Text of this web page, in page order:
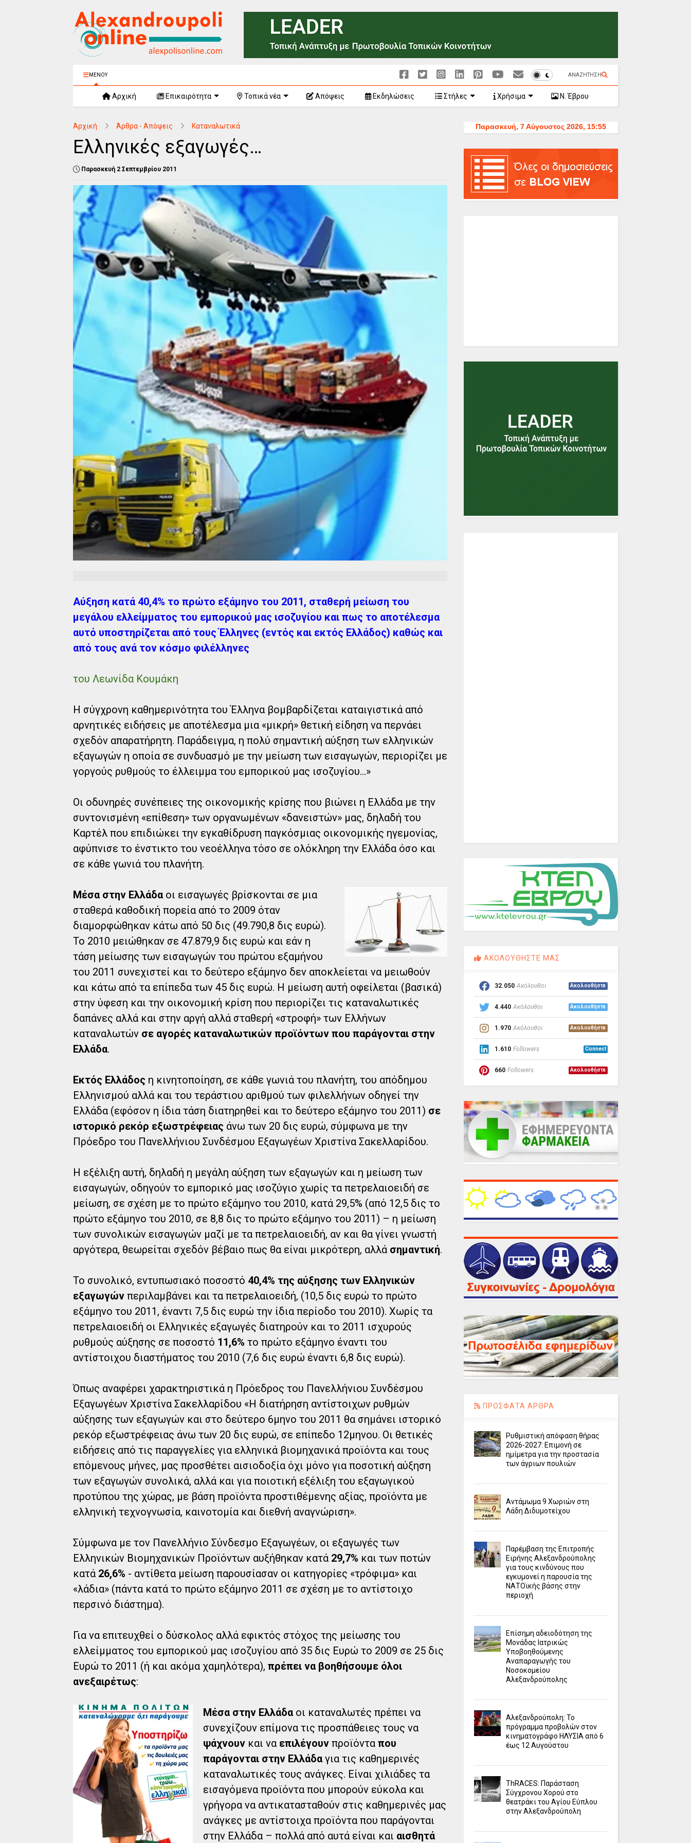
ΜΕΝΟΥ ΑΝΑΖΗΤΗΣΗ
Αρχική Επικαιρότητα Τοπικά νέα Απόψεις Εκδηλώσεις Στήλες Χρήσιμα Ν. Έβρου
Αρχική Άρθρα - Απόψεις Καταναλωτικά
Ελληνικές εξαγωγές…
Παρασκευή 2 Σεπτεμβρίου 2011
Αύξηση κατά 40,4% το πρώτο εξάμηνο του 2011, σταθερή μείωση του
μεγάλου ελλείμματος του εμπορικού μας ισοζυγίου και πως το αποτέλεσμα
αυτό υποστηρίζεται από τους Έλληνες (εντός και εκτός Ελλάδος) καθώς και
από τους ανά τον κόσμο φιλέλληνες
του Λεωνίδα Κουμάκη
Η σύγχρονη καθημερινότητα του Έλληνα βομβαρδίζεται καταιγιστικά από
αρνητικές ειδήσεις με αποτέλεσμα μια «μικρή» θετική είδηση να περνάει
σχεδόν απαρατήρητη. Παράδειγμα, η πολύ σημαντική αύξηση των ελληνικών
εξαγωγών η οποία σε συνδυασμό με την μείωση των εισαγωγών, περιορίζει με
γοργούς ρυθμούς το έλλειμμα του εμπορικού μας ισοζυγίου...»
Οι οδυνηρές συνέπειες της οικονομικής κρίσης που βιώνει η Ελλάδα με την
συντονισμένη «επίθεση» των οργανωμένων «δανειστών» μας, δηλαδή του
Καρτέλ που επιδιώκει την εγκαθίδρυση παγκόσμιας οικονομικής ηγεμονίας,
αφύπνισε το ένστικτο του νεοέλληνα τόσο σε ολόκληρη την Ελλάδα όσο και
σε κάθε γωνιά του πλανήτη.
Μέσα στην Ελλάδα οι εισαγωγές βρίσκονται σε μια
σταθερά καθοδική πορεία από το 2009 όταν
διαμορφώθηκαν κάτω από 50 δις (49.790,8 δις ευρώ).
Το 2010 μειώθηκαν σε 47.879,9 δις ευρώ και εάν η
τάση μείωσης των εισαγωγών του πρώτου εξαμήνου
του 2011 συνεχιστεί και το δεύτερο εξάμηνο δεν αποκλείεται να μειωθούν
και κάτω από τα επίπεδα των 45 δις ευρώ. Η μείωση αυτή οφείλεται (βασικά)
στην ύφεση και την οικονομική κρίση που περιορίζει τις καταναλωτικές
δαπάνες αλλά και στην αργή αλλά σταθερή «στροφή» των Ελλήνων
καταναλωτών σε αγορές καταναλωτικών προϊόντων που παράγονται στην
Ελλάδα.
Εκτός Ελλάδος η κινητοποίηση, σε κάθε γωνιά του πλανήτη, του απόδημου
Ελληνισμού αλλά και του τεράστιου αριθμού των φιλελλήνων οδηγεί την
Ελλάδα (εφόσον η ίδια τάση διατηρηθεί και το δεύτερο εξάμηνο του 2011) σε
ιστορικό ρεκόρ εξωστρέφειας άνω των 20 δις ευρώ, σύμφωνα με την
Πρόεδρο του Πανελλήνιου Συνδέσμου Εξαγωγέων Χριστίνα Σακελλαρίδου.
Η εξέλιξη αυτή, δηλαδή η μεγάλη αύξηση των εξαγωγών και η μείωση των
εισαγωγών, οδηγούν το εμπορικό μας ισοζύγιο χωρίς τα πετρελαιοειδή σε
μείωση, σε σχέση με το πρώτο εξάμηνο του 2010, κατά 29,5% (από 12,5 δις το
πρώτο εξάμηνο του 2010, σε 8,8 δις το πρώτο εξάμηνο του 2011) – η μείωση
των συνολικών εισαγωγών μαζί με τα πετρελαιοειδή, αν και θα γίνει γνωστή
αργότερα, θεωρείται σχεδόν βέβαιο πως θα είναι μικρότερη, αλλά σημαντική.
Το συνολικό, εντυπωσιακό ποσοστό 40,4% της αύξησης των Ελληνικών
εξαγωγών περιλαμβάνει και τα πετρελαιοειδή, (10,5 δις ευρώ το πρώτο
εξάμηνο του 2011, έναντι 7,5 δις ευρώ την ίδια περίοδο του 2010). Χωρίς τα
πετρελαιοειδή οι Ελληνικές εξαγωγές διατηρούν και το 2011 ισχυρούς
ρυθμούς αύξησης σε ποσοστό 11,6% το πρώτο εξάμηνο έναντι του
αντίστοιχου διαστήματος του 2010 (7,6 δις ευρώ έναντι 6,8 δις ευρώ).
Όπως αναφέρει χαρακτηριστικά η Πρόεδρος του Πανελλήνιου Συνδέσμου
Εξαγωγέων Χριστίνα Σακελλαρίδου «Η διατήρηση αντίστοιχων ρυθμών
αύξησης των εξαγωγών και στο δεύτερο 6μηνο του 2011 θα σημάνει ιστορικό
ρεκόρ εξωστρέφειας άνω των 20 δις ευρώ, σε επίπεδο 12μηνου. Οι θετικές
ειδήσεις από τις παραγγελίες για ελληνικά βιομηχανικά προϊόντα και τους
επόμενους μήνες, μας προσθέτει αισιοδοξία όχι μόνο για ποσοτική αύξηση
των εξαγωγών συνολικά, αλλά και για ποιοτική εξέλιξη του εξαγωγικού
προτύπου της χώρας, με βάση προϊόντα προστιθέμενης αξίας, προϊόντα με
ελληνική τεχνογνωσία, καινοτομία και διεθνή αναγνώριση».
Σύμφωνα με τον Πανελλήνιο Σύνδεσμο Εξαγωγέων, οι εξαγωγές των
Ελληνικών Βιομηχανικών Προϊόντων αυξήθηκαν κατά 29,7% και των ποτών
κατά 26,6% - αντίθετα μείωση παρουσίασαν οι κατηγορίες «τρόφιμα» και
«λάδια» (πάντα κατά το πρώτο εξάμηνο 2011 σε σχέση με το αντίστοιχο
περσινό διάστημα).
Για να επιτευχθεί ο δύσκολος αλλά εφικτός στόχος της μείωσης του
ελλείμματος του εμπορικού μας ισοζυγίου από 35 δις Ευρώ το 2009 σε 25 δις
Ευρώ το 2011 (ή και ακόμα χαμηλότερα), πρέπει να βοηθήσουμε όλοι
ανεξαιρέτως:
Μέσα στην Ελλάδα οι καταναλωτές πρέπει να
συνεχίζουν επίμονα τις προσπάθειες τους να
ψάχνουν και να επιλέγουν προϊόντα που
παράγονται στην Ελλάδα για τις καθημερινές
καταναλωτικές τους ανάγκες. Είναι χιλιάδες τα
εισαγόμενα προϊόντα που μπορούν εύκολα και
γρήγορα να αντικατασταθούν στις καθημερινές μας
ανάγκες με αντίστοιχα προϊόντα που παράγονται
στην Ελλάδα – πολλά από αυτά είναι και αισθητά
ΑΚΟΛΟΥΘΗΣΤΕ ΜΑΣ
32.050 Ακόλουθοι Ακολουθήστε
4.440 Ακόλουθοι Ακολουθήστε
1.970 Ακόλουθοι Ακολουθήστε
1.610 Followers Connect
660 Followers Ακολουθήστε
ΠΡΟΣΦΑΤΑ ΑΡΘΡΑ
Ρυθμιστική απόφαση θήρας
2026-2027: Επιμονή σε
ημίμετρα για την προστασία
των άγριων πουλιών
Αντάμωμα 9 Χωριών στη
Λάδη Διδυμοτείχου
Παρέμβαση της Επιτροπής
Ειρήνης Αλεξανδρούπολης
για τους κινδύνους που
εγκυμονεί η παρουσία της
ΝΑΤΟϊκής βάσης στην
περιοχή
Επίσημη αδειοδότηση της
Μονάδας Ιατρικώς
Υποβοηθούμενης
Αναπαραγωγής του
Νοσοκομείου
Αλεξανδρούπολης
Αλεξανδρούπολη: Το
πρόγραμμα προβολών στον
κινηματογράφο ΗΛΥΣΙΑ από 6
έως 12 Αυγούστου
ΤhRACES: Παράσταση
Σύγχρονου Χορού στο
θεατράκι του Αγίου Εύπλου
στην Αλεξανδρούπολη